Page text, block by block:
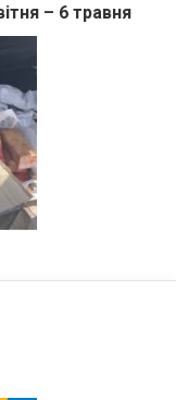
– 6 травня